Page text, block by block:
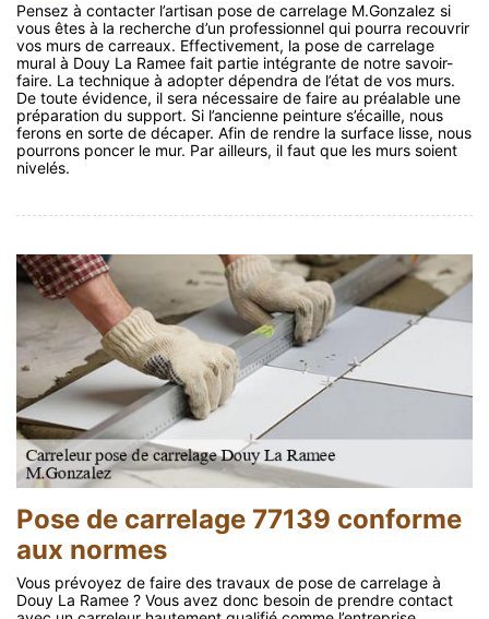
Pensez à contacter l’artisan pose de carrelage M.Gonzalez si
vous êtes à la recherche d’un professionnel qui pourra recouvrir
vos murs de carreaux. Effectivement, la pose de carrelage
mural à Douy La Ramee fait partie intégrante de notre savoir-
faire. La technique à adopter dépendra de l’état de vos murs.
De toute évidence, il sera nécessaire de faire au préalable une
préparation du support. Si l’ancienne peinture s’écaille, nous
ferons en sorte de décaper. Afin de rendre la surface lisse, nous
pourrons poncer le mur. Par ailleurs, il faut que les murs soient
nivelés.
Pose de carrelage 77139 conforme
aux normes
Vous prévoyez de faire des travaux de pose de carrelage à
Douy La Ramee ? Vous avez donc besoin de prendre contact